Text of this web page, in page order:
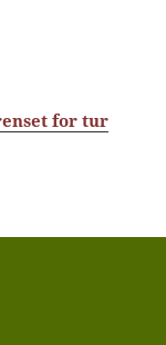
for tur